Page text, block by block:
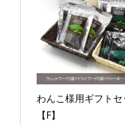
わんこ様用ギフトセ
【F】